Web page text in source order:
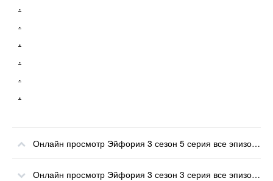
.
.
.
.
.
.
Онлайн просмотр Эйфория 3 сезон 5 серия все эпизоды онлайн
Онлайн просмотр Эйфория 3 сезон 3 серия все эпизоды онлайн